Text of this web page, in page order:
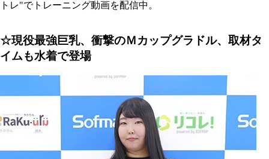
トレ"でトレーニング動画を配信中。
☆現役最強巨乳、衝撃のＭカップグラドル、取材タ
イムも水着で登場